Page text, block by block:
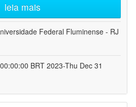
leia mais
Federal Fluminense - RJ
BRT 2023-Thu Dec 31